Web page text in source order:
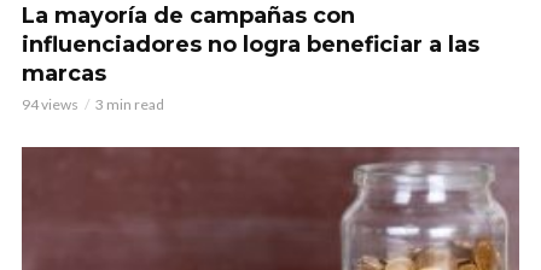
La mayoría de campañas con
influenciadores no logra beneficiar a las
marcas
94 views 3 min read